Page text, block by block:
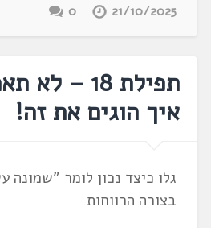
21/10/2025
0
תפילת 18 – לא
איך הוגים את זה!
גלו כיצד נכון לומר "שמונה
בצורה הרווחות